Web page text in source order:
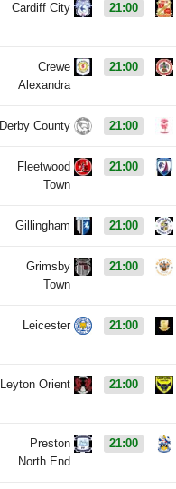
Cardiff City 21:00
Crewe
Alexandra
21:00
Derby County 21:00
Fleetwood
Town
21:00
Gillingham 21:00
Grimsby
Town
21:00
Leicester 21:00
Leyton Orient 21:00
Preston
North End
21:00